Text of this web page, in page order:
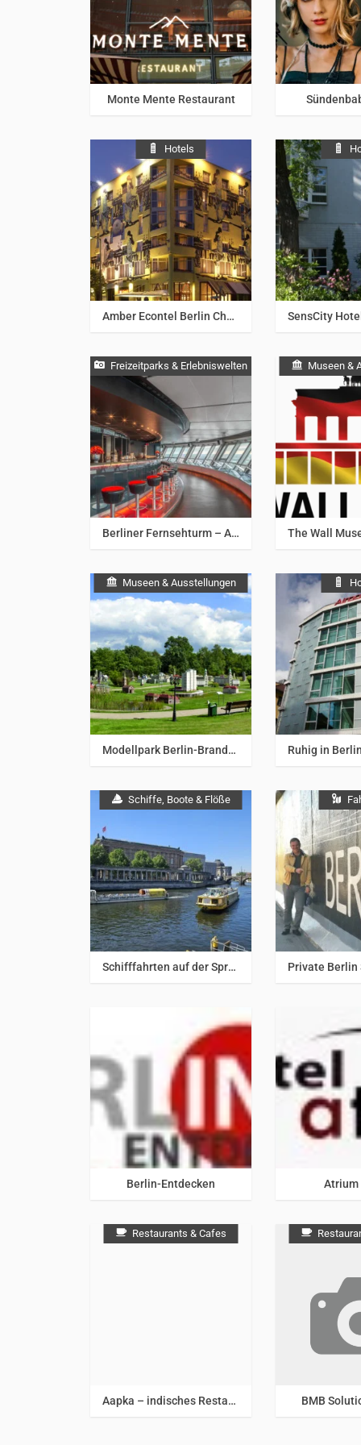
Monte Mente Restaurant Berlin &
Hotels
Berlin & Umgebung Amber Econtel Berlin Charlottenburg Berlin &
Freizeitparks & Erlebniswelten
Berlin & Umgebung Berliner Fernsehturm – Aussichtsetage
Museen &
Berlin &
Museen & Ausstellungen
Berlin & Umgebung Modellpark Berlin-Brandenburg Berlin &
Schiffe, Boote & Flöße
Berlin & Umgebung Schifffahrten auf der Spree durch Berlin – interessante Touren und exklusive Schiffscharter Berlin &
Berlin & Umgebung
Berlin-Entdecken Berlin &
Atrium
Restaurants & Cafes
Aapka – indisches Restaurant BMB